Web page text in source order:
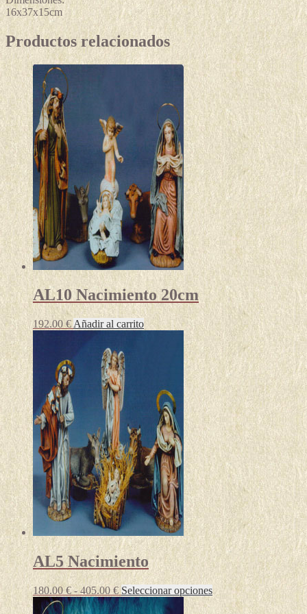
16x37x15cm
Productos relacionados
AL10 Nacimiento 20cm
192.00€ Añadir al carrito
AL5 Nacimiento
180.00€ - 405.00 €Rango
de
Seleccionar opcionesEste
producto